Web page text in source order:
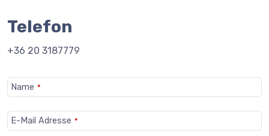
Telefon
+36 20 3187779
Ihre
Name *
E-Mail Adresse *